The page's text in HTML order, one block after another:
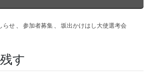
らせ 、 参加者募集 、 坂出かけはし大使選考会
す